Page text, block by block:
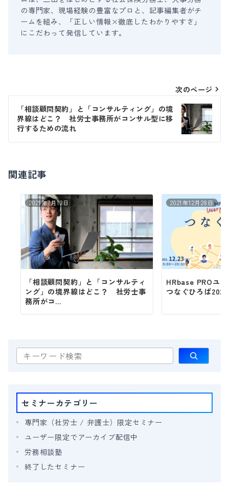
の専門家、現場経験の豊富なプロと、記事編集者がチ
ームを組み、「正しい情報×徹底したわかりやすさ」
にこだわって発信しています。
ナ
ビ
ー
次のページ
「相談顧問契約」と「コンサルティング」の境
界線はどこ？ 社労士事務所がコンサル型に移
行するための流れ
関連記事
2021年7月13日
「相談顧問契約」と「コンサルティ
ング」の境界線はどこ？ 社労士事
務所がコ...
2021年12月28日
HRbase PROユ
つなぐひろば
索
セミナーカテゴリー
専門家（社労士 / 弁護士）限定セミナー
ユーザー限定でアーカイブ配信中
労務相談塾
終了したセミナー